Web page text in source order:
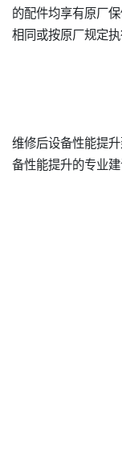
的配件均享有原厂
相同或按原厂规定执
维修后设备性能提
备性能提升的专业